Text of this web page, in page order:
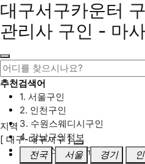
대구서구카운터
관리사 구인 - 마
추천검색어
1. 서울구인
2. 인천구인
3. 수원스웨디시구인
4. 강남구인정보
5. 동탄스웨디시구인
지역
[ 대구-대구서구 ]
전국
서울 경기